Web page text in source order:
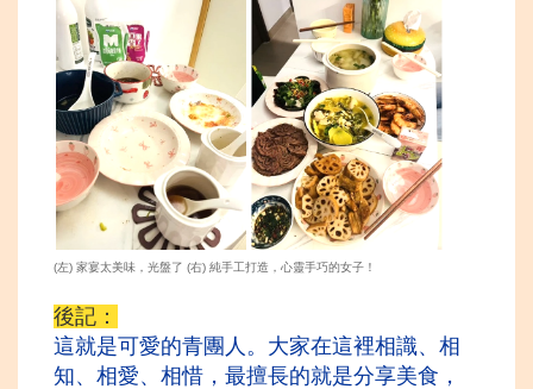
(左) 家宴太美味，光盤了 (右) 純手工打造，心靈手巧的女子！
後記：
這就是可愛的青團人。大家在這裡相識、相
知、相愛、相惜，最擅長的就是分享美食，